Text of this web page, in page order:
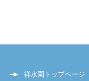
祥水園トップページ